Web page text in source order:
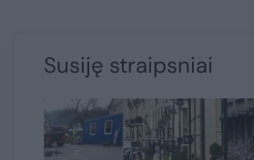
Susiję straipsniai